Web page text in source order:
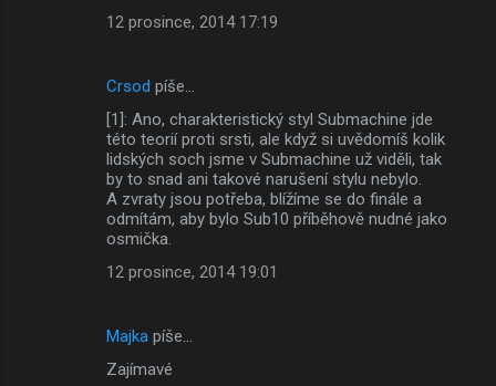
12 prosince, 2014 17:19
Crsod píše…
[1]: Ano, charakteristický styl Submachine jde
této teorií proti srsti, ale když si uvědomíš kolik
lidských soch jsme v Submachine už viděli, tak
by to snad ani takové narušení stylu nebylo.
A zvraty jsou potřeba, blížíme se do finále a
odmítám, aby bylo Sub10 příběhově nudné jako
osmička.
12 prosince, 2014 19:01
Majka píše…
Zajímavé